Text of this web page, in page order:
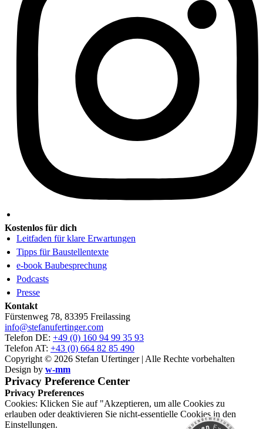
Kostenlos für dich
Leitfaden für klare Erwartungen
Tipps für Baustellentexte
e-book Baubesprechung
Podcasts
Presse
Kontakt
Fürstenweg 78, 83395 Freilassing
info@stefanufertinger.com
Telefon DE: +49 (0) 160 94 99 35 93
Telefon AT: +43 (0) 664 82 85 490
Copyright © 2026 Stefan Ufertinger | Alle Rechte vorbehalten
Design by w-mm
Privacy Preference Center
Privacy Preferences
Cookies: Klicken Sie auf "Akzeptieren, um alle Cookies zu
erlauben oder deaktivieren Sie nicht-essentielle Cookies in den
Einstellungen.